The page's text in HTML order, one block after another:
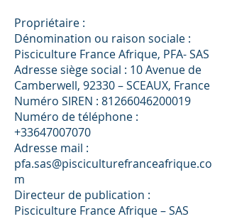
Propriétaire :
Dénomination ou raison sociale :
Pisciculture France Afrique, PFA- SAS
Adresse siège social : 10 Avenue de
Camberwell, 92330 – SCEAUX, France
Numéro SIREN : 81266046200019
Numéro de téléphone :
+33647007070
Adresse mail :
pfa.sas@pisciculturefranceafrique.co
m
Directeur de publication :
Pisciculture France Afrique – SAS